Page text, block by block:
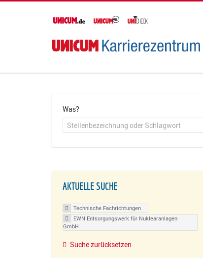
Was?
AKTUELLE SUCHE
Technische Fachrichtungen
EWN Entsorgungswerk für Nuklearanlagen
GmbH
Suche zurücksetzen